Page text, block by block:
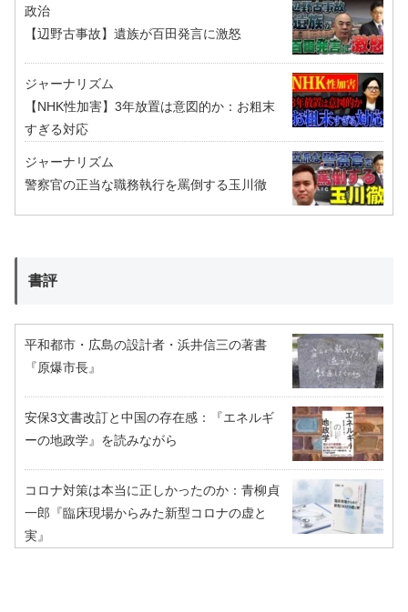
政治
【辺野古事故】遺族が百田発言に激怒
ジャーナリズム
【NHK性加害】3年放置は意図的か：お粗末
すぎる対応
ジャーナリズム
警察官の正当な職務執行を罵倒する玉川徹
書評
平和都市・広島の設計者・浜井信三の著書
『原爆市長』
安保3文書改訂と中国の存在感：『エネルギ
ーの地政学』を読みながら
コロナ対策は本当に正しかったのか：青柳貞
一郎『臨床現場からみた新型コロナの虚と
実』